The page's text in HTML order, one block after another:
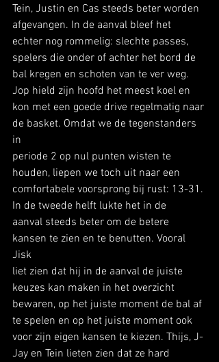
Tein, Justin en Cas steeds beter worden
afgevangen. In de aanval bleef het
echter nog rommelig: slechte passes,
spelers die onder of achter het bord de
bal kregen en schoten van te ver weg.
Jop hield zijn hoofd het meest koel en
kon met een goede drive regelmatig naar
de basket. Omdat we de tegenstanders
in
periode 2 op nul punten wisten te
houden, liepen we toch uit naar een
comfortabele voorsprong bij rust: 13-31.
In de tweede helft lukte het in de
aanval steeds beter om de betere
kansen te zien en te benutten. Vooral
Jisk
liet zien dat hij in de aanval de juiste
keuzes kan maken in het overzicht
bewaren, op het juiste moment de bal af
te spelen en op het juiste moment ook
voor zijn eigen kansen te kiezen. Thijs, J-
Jay en Tein lieten zien dat ze hard